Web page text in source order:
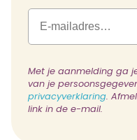
Met je aanmelding ga
van je
privacyverklaring.
link in de e-mail.